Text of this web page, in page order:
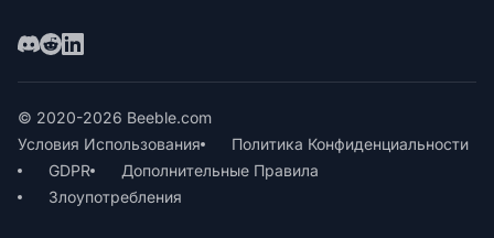
© 2020-2026 Beeble.com
Условия Использования
Политика Конфиденциальности
GDPR
Дополнительные Правила
Злоупотребления